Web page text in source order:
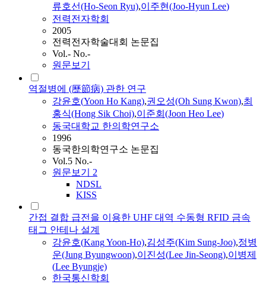
류호선(Ho-Seon Ryu),이주현(Joo-Hyun Lee)
전력전자학회
2005
전력전자학술대회 논문집
Vol.- No.-
원문보기
역절병에 (歷節病) 관한 연구
강윤호(Yoon Ho Kang),권오성(Oh Sung Kwon),최
홍식(Hong Sik Choi),이준회(Joon Heo Lee)
동국대학교 한의학연구소
1996
동국한의학연구소 논문집
Vol.5 No.-
원문보기 2
NDSL
KISS
간접 결합 급전을 이용한 UHF 대역 수동형 RFID 금속
태그 안테나 설계
강윤호(KangYoon-Ho),김성주(Kim Sung-Joo),정병
운(Jung Byungwoon),이진성(Lee Jin-Seong),이병제
(Lee Byungje)
한국통신학회